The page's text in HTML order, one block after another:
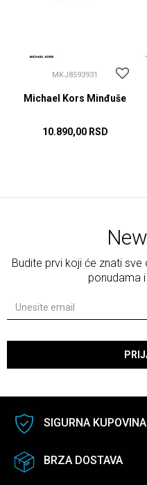
MKJ8593931
Michael Kors Minđuše
10.890,00 RSD
Budite prvi koji će znati
ponudama
SIGURNA KUPOVINA
BRZA DOSTAVA